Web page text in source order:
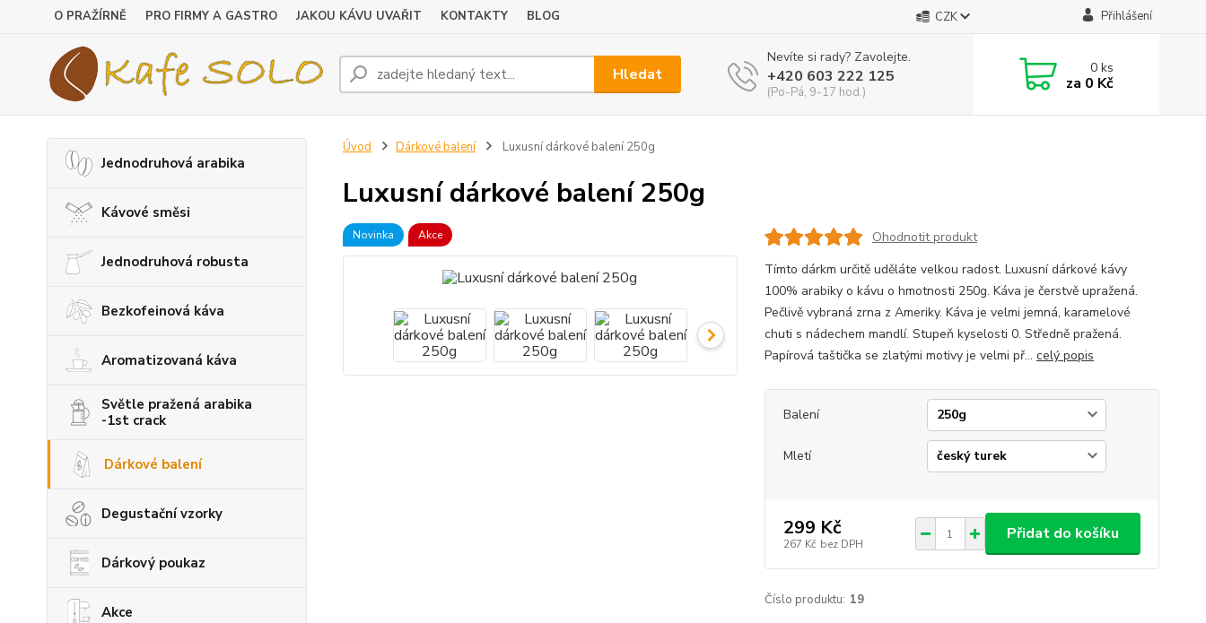
O PRAŽÍRNĚ PRO FIRMY A GASTRO JAKOU KÁVU UVAŘIT KONTAKTY BLOG CZK Přihlášení
Hledat
Nevíte si rady? Zavolejte.
+420 603 222 125
(Po-Pá, 9-17 hod.)
0ks
za 0 Kč
Jednodruhová arabika
Kávové směsi
Jednodruhová robusta
Bezkofeinová káva
Aromatizovaná káva
Světle pražená arabika
-1st crack
Dárkové balení
Degustační vzorky
Dárkový poukaz
Akce
Úvod Dárkové balení Luxusní dárkové balení 250g
Luxusní dárkové balení 250g
Novinka Akce
Ohodnotit produkt
Tímto dárkm určitě uděláte velkou radost. Luxusní dárkové kávy
100% arabiky o kávu o hmotnosti 250g. Káva je čerstvě upražená.
Pečlivě vybraná zrna z Ameriky. Káva je velmi jemná, karamelové
chuti s nádechem mandlí. Stupeň kyselosti 0. Středně pražená.
Papírová taštička se zlatými motivy je velmi př... celý popis
Balení
Mletí
299 Kč
267 Kč bez DPH
Přidat do košíku
Číslo produktu: 19